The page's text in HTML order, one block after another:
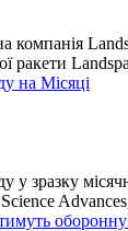
компанія
ракети
на Місяці
у зразку
оборонну